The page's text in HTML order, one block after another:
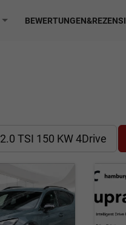
2.0 TSI 150 KW 4Drive